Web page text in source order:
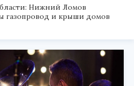
Нижний Ломов
газопровод и крыши домов